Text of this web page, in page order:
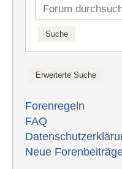
Forenregeln
FAQ
Neue